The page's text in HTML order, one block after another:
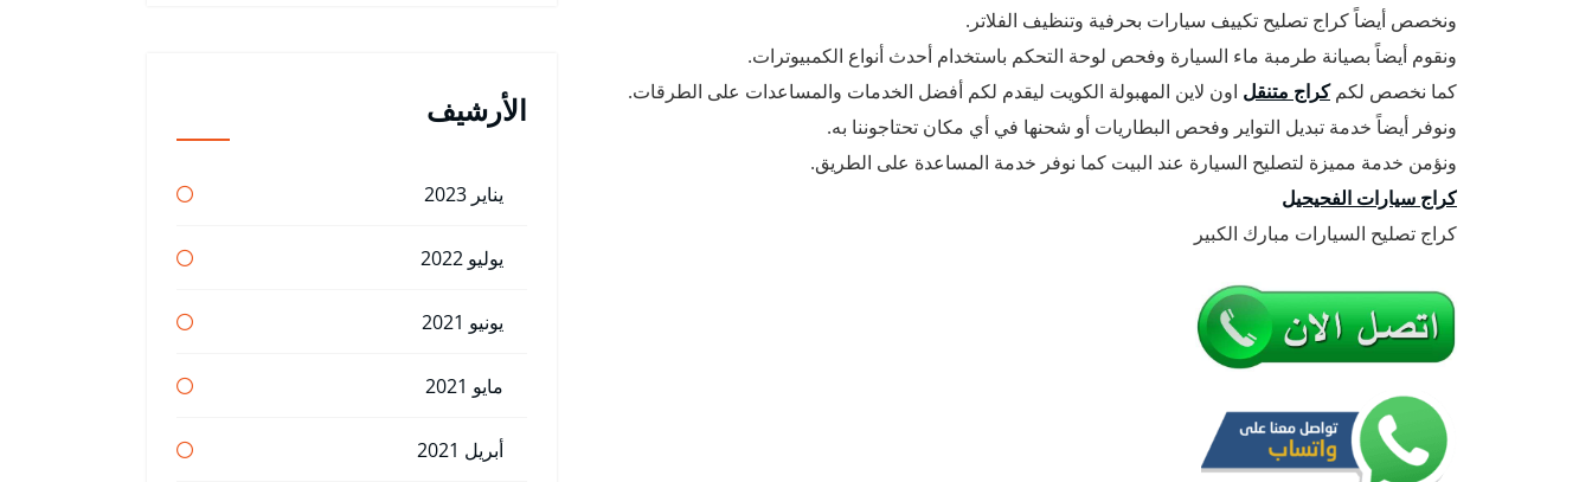
ونخصص أيضاً كراج تصليح تكييف سيارات بحرفية وتنظيف الفلاتر.
ونقوم أيضاً بصيانة طرمبة ماء السيارة وفحص لوحة التحكم باستخدام أحدث أنواع الكمبيوترات.
كما نخصص لكمكراج متنقل اون لاين المهبولة الكويت ليقدم لكم أفضل الخدمات والمساعدات على الطرقات.
ونوفر أيضاً خدمة تبديل التواير وفحص البطاريات أو شحنها في أي مكان تحتاجوننا به.
ونؤمن خدمة مميزة لتصليح السيارة عند البيت كما نوفر خدمة المساعدة على الطريق.
كراج سيارات الفحيحيل
كراج تصليح السيارات مبارك الكبير
الأرشيف
يناير 2023
يوليو 2022
يونيو 2021
مايو 2021
أبريل 2021